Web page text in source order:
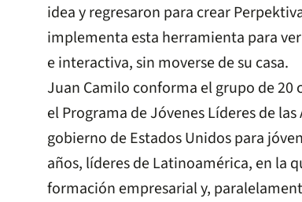
idea y regresaron para crear
implementa esta herramienta para
e interactiva, sin moverse de su casa.
Juan Camilo conforma el grupo de
el Programa de Jóvenes Líderes de
gobierno de Estados Unidos para
años, líderes de Latinoamérica, en la
formación empresarial y,